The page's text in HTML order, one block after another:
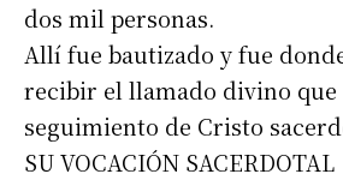
dos mil personas.
Allí fue bautizado y fue
recibir el llamado divino que
seguimiento de Cristo
SU VOCACIÓN SACERDOTAL